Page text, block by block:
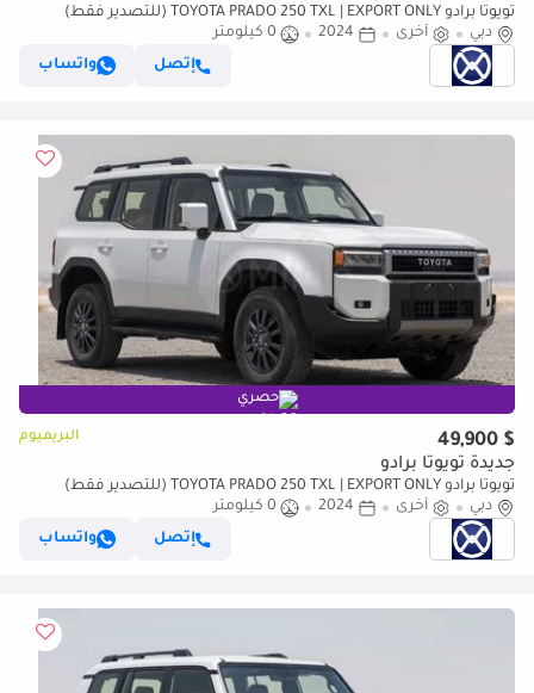
تويوتا برادو TOYOTA PRADO 250 TXL | EXPORT ONLY (للتصدير فقط)
دبي
أخرى 2024
0 كيلومتر
إتصل
واتساب
حصري
$ 49,900 البريميوم
جديدة تويوتا برادو
تويوتا برادو TOYOTA PRADO 250 TXL | EXPORT ONLY (للتصدير فقط)
دبي
أخرى 2024
0 كيلومتر
إتصل
واتساب